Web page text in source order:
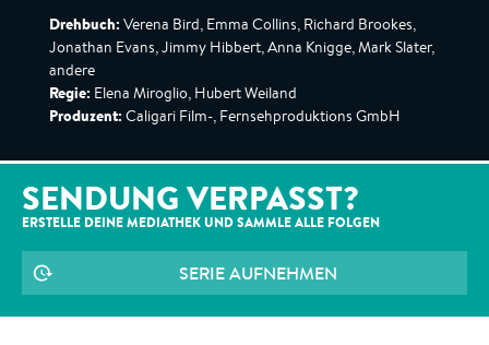
Drehbuch: Verena Bird, Emma Collins, Richard Brookes,
Jonathan Evans, Jimmy Hibbert, Anna Knigge, Mark Slater,
andere
Regie: Elena Miroglio, Hubert Weiland
Produzent: Caligari Film-, Fernsehproduktions GmbH
SENDUNG VERPASST?
ERSTELLE DEINE MEDIATHEK UND SAMMLE ALLE FOLGEN
SERIE AUFNEHMEN